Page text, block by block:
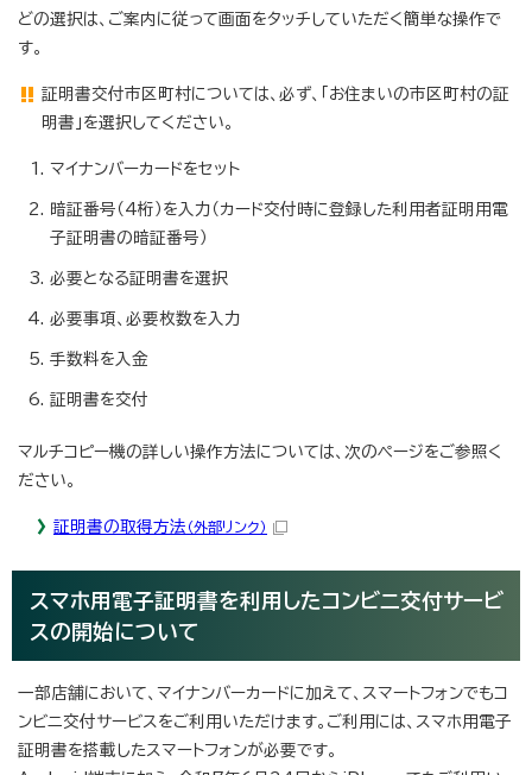
どの選択は、ご案内に従って画面をタッチしていただく簡単な操作で
す。
証明書交付市区町村については、必ず、「お住まいの市区町村の証
明書」を選択してください。
マイナンバーカードをセット
暗証番号（4桁）を入力（カード交付時に登録した利用者証明用電
子証明書の暗証番号）
必要となる証明書を選択
必要事項、必要枚数を入力
手数料を入金
証明書を交付
マルチコピー機の詳しい操作方法については、次のページをご参照く
ださい。
証明書の取得方法 （外部リンク）
スマホ用電子証明書を利用したコンビニ交付サービ
スの開始について
一部店舗において、マイナンバーカードに加えて、スマートフォンでもコ
ンビニ交付サービスをご利用いただけます。ご利用には、スマホ用電子
証明書を搭載したスマートフォンが必要です。